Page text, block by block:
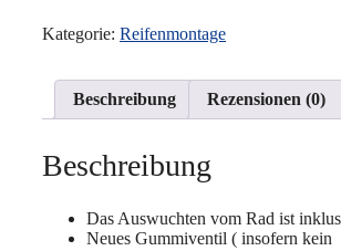
3.5t
Kategorie: Reifenmontage
Beschreibung Rezensionen (0)
Beschreibung
Das Auswuchten vom Rad ist
Neues Gummiventil ( insofern kein